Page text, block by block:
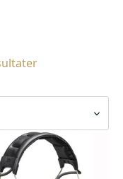
Sortert
siste